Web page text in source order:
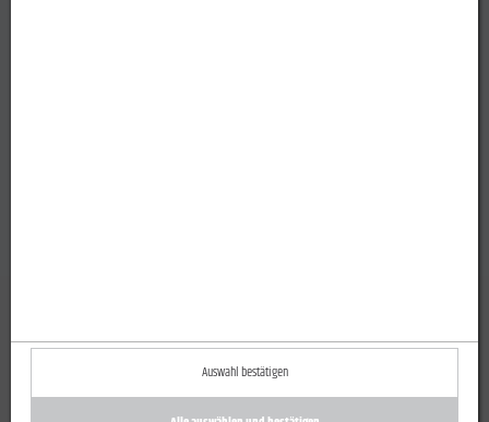
Auswahl bestätigen